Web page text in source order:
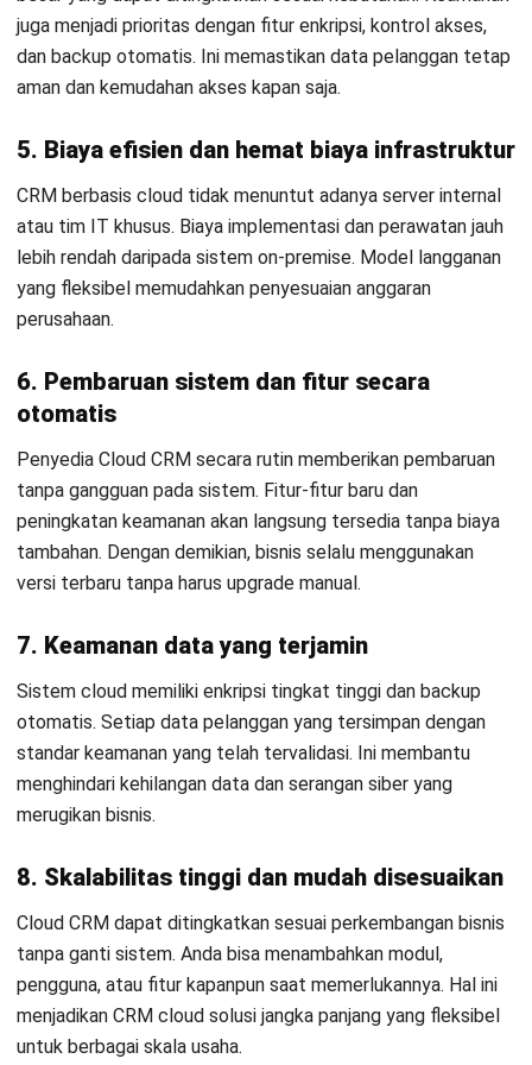
Mulai Konsultasi
memberi keunggulan nyata di tengah persaingan pasar yang
dinamis.
analitik real-time meningkatkan produktivitas serta
keamanan data, dan pembaruan otomatis menjadikan Cloud
CRM solusi yang berkelanjutan. Sistem ini membantu bisnis
tetap adaptif dan siap menghadapi pertumbuhan.
Untuk hasil yang optimal, pemilihan sistem perlu
kerja, dan skala bisnis yang sedang berjalan. HashMicro CRM
menawarkan solusi lengkap dengan fitur unggulan, integrasi
mudah, dan dukungan lokal yang responsif. Dengan
implementasi tepat, Cloud CRM menjadi fondasi strategis
bagi pertumbuhan dan keunggulan bisnis berkelanjutan.
Pertanyaan (FAQ) Seputar Cloud CRM
FAQ
Apa perbedaan cloud CRM dengan CRM